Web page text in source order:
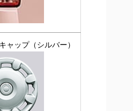
ャップ（シルバー）